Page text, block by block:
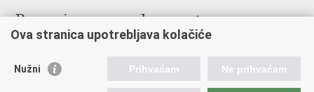
Poveznice pravosudnog sustava
Državno odvjetništvo
Ured za suzbijanje korupcije i organiziranog kriminaliteta
Ova stranica upotrebljava kolačiće
Nužni Prihvaćam Ne prihvaćam